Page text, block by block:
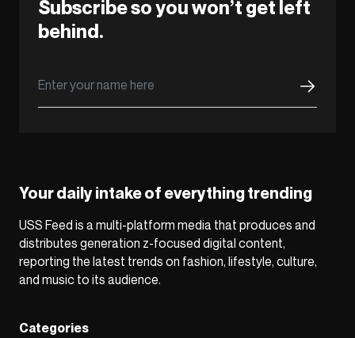
Subscribe so you won’t get left
behind.
Your daily intake of everything trending
USS Feed is a multi-platform media that produces and
distributes generation z-focused digital content,
reporting the latest trends on fashion, lifestyle, culture,
and music to its audience.
Categories